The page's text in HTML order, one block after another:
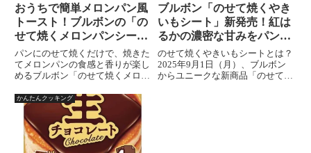
おうちで簡単メロンパン風
トースト！ブルボンの「の
せて焼くメロンパンシー
ト」レビュー
パンにのせて焼くだけで、焼きた
てメロンパンの食感と香りが楽し
めるブルボン「のせて焼くメロン
アレンジ方法まで徹底紹介！
ブルボン「のせて焼くやき
いもシート」新発売！紅は
るかの濃密な甘みをパンで
楽しむ
のせて焼くやきいもシートとは？
2025年9月1日（月）、ブルボン
からユニークな新商品「のせて焼
かんたんクッキング